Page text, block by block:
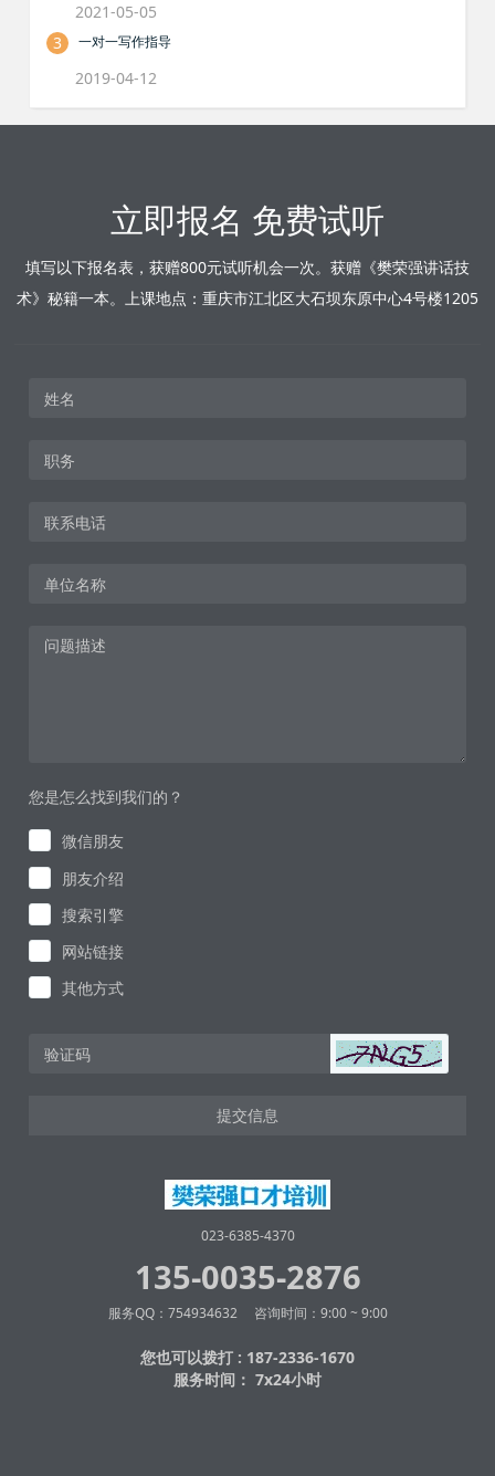
2021-05-05
3
一对一写作指导
2019-04-12
立即报名 免费试听
填写以下报名表，获赠800元试听机会一次。获赠《樊荣强讲话技
术》秘籍一本。上课地点：重庆市江北区大石坝东原中心4号楼1205
您是怎么找到我们的？
微信朋友
朋友介绍
搜索引擎
网站链接
其他方式
提交信息
023-6385-4370
135-0035-2876
服务QQ：754934632 咨询时间：9:00 ~ 9:00
您也可以拨打 : 187-2336-1670
服务时间： 7x24小时